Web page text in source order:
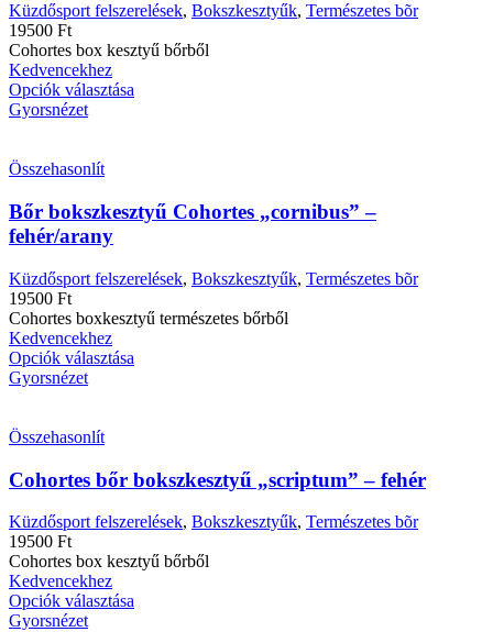
Küzdősport felszerelések, Bokszkesztyűk, Természetes bõr
19500 Ft
Cohortes box kesztyű bőrből
Kedvencekhez
Opciók választása
Gyorsnézet
Összehasonlít
Bőr bokszkesztyű Cohortes „cornibus” –
fehér/arany
Küzdősport felszerelések, Bokszkesztyűk, Természetes bõr
19500 Ft
Cohortes boxkesztyű természetes bőrből
Kedvencekhez
Opciók választása
Gyorsnézet
Összehasonlít
Cohortes bőr bokszkesztyű „scriptum” – fehér
Küzdősport felszerelések, Bokszkesztyűk, Természetes bõr
19500 Ft
Cohortes box kesztyű bőrből
Kedvencekhez
Opciók választása
Gyorsnézet